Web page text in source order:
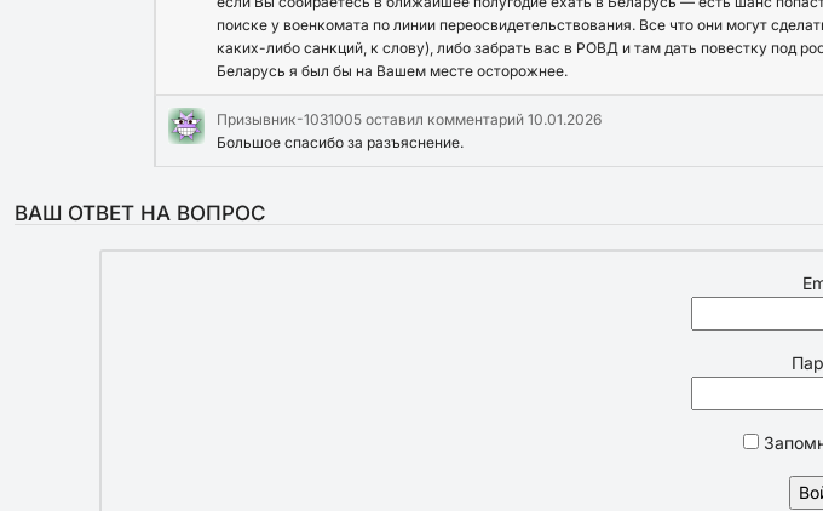
поиске у военкомата по линии переосвидетельствования. Все что они могут
каких-либо санкций, к слову), либо забрать вас в РОВД и там дать повестку под
Беларусь я был бы на Вашем месте осторожнее.
Призывник-1031005 оставил комментарий 10.01.2026
Большое спасибо за разъяснение.
ВАШ ОТВЕТ НА ВОПРОС